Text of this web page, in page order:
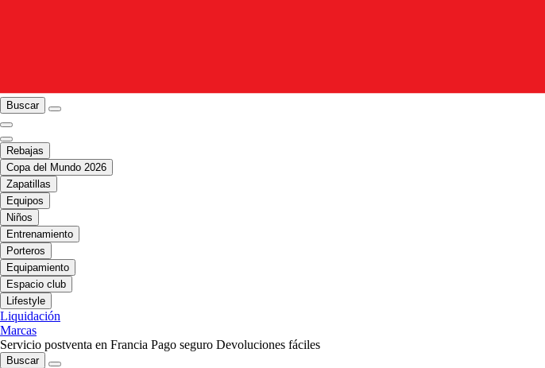
Buscar
Rebajas
Copa del Mundo 2026
Zapatillas
Equipos
Niños
Entrenamiento
Porteros
Equipamiento
Espacio club
Lifestyle
Liquidación
Marcas
Servicio postventa en Francia Pago seguro Devoluciones fáciles
Buscar